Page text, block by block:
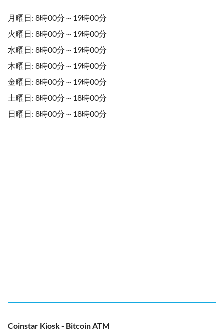
月曜日: 8時00分～19時00分
火曜日: 8時00分～19時00分
水曜日: 8時00分～19時00分
木曜日: 8時00分～19時00分
金曜日: 8時00分～19時00分
土曜日: 8時00分～18時00分
日曜日: 8時00分～18時00分
Coinstar Kiosk - Bitcoin ATM